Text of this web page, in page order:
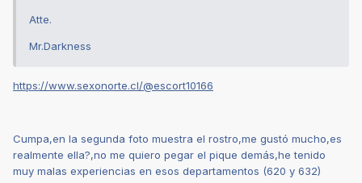
Atte.
Mr.Darkness
https://www.sexonorte.cl/@escort10166
Cumpa,en la segunda foto muestra el rostro,me gustó mucho,es
realmente ella?,no me quiero pegar el pique demás,he tenido
muy malas experiencias en esos departamentos (620 y 632)